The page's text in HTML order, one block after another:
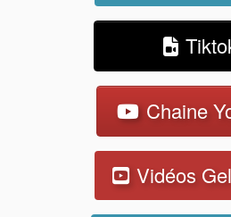
Chaine
Vidéos